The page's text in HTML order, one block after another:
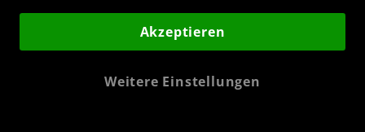
es uns zur Aufgabe gemacht, Ihnen dabei zu
Akzeptieren
Weitere Einstellungen